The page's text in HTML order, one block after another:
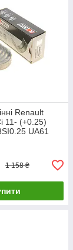
Renault
11- (+0.25)
UA61
1 158 ₴